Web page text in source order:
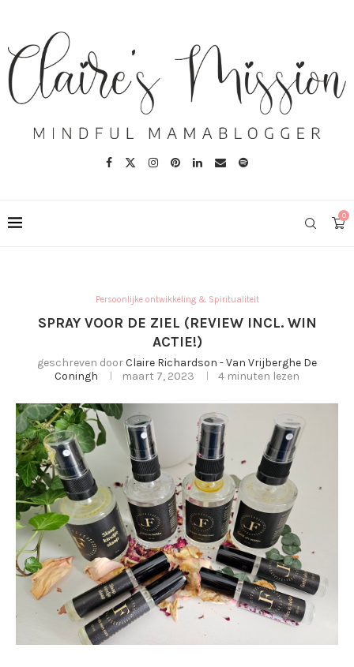
0
Persoonlijke ontwikkeling & Spiritualiteit
SPRAY VOOR DE ZIEL (REVIEW INCL. WIN
ACTIE!)
geschreven doorClaire Richardson - Van Vrijberghe De
Coningh
maart 7, 2023 4 minuten lezen